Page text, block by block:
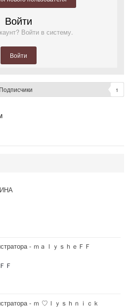
Войти
Войти в систему.
Войти
Подписчики 1
- ｍａｌｙｓｈｅＦＦ
Ｆ
- ｍ ♡ｌｙｓｈｎｉｃｋ